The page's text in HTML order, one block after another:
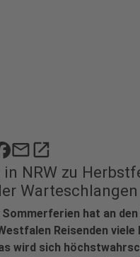
mailopen_in_new
NRW zu
Warteschlangen
Sommerferien hat an
Reisenden viele
wird sich